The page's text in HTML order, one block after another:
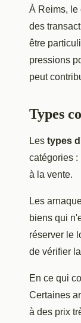
À Reims, le
des
être
pressions
peut
Types
Les types
catégories :
à la vente.
Les
biens qui
réserver le
de vérifier
En ce qui
Certaines
à des prix